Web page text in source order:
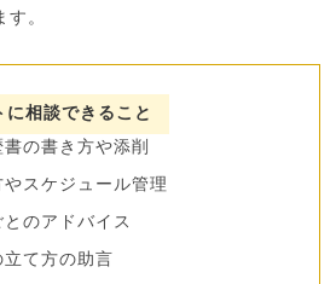
。
相談できること
の書き方や添削
スケジュール管理
のアドバイス
て方の助言